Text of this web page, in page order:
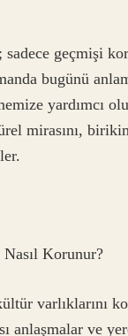
sadece geçmişi
bugünü
yardımcı
mirasını,
Korunur?
varlıklarını
anlaşmalar ve